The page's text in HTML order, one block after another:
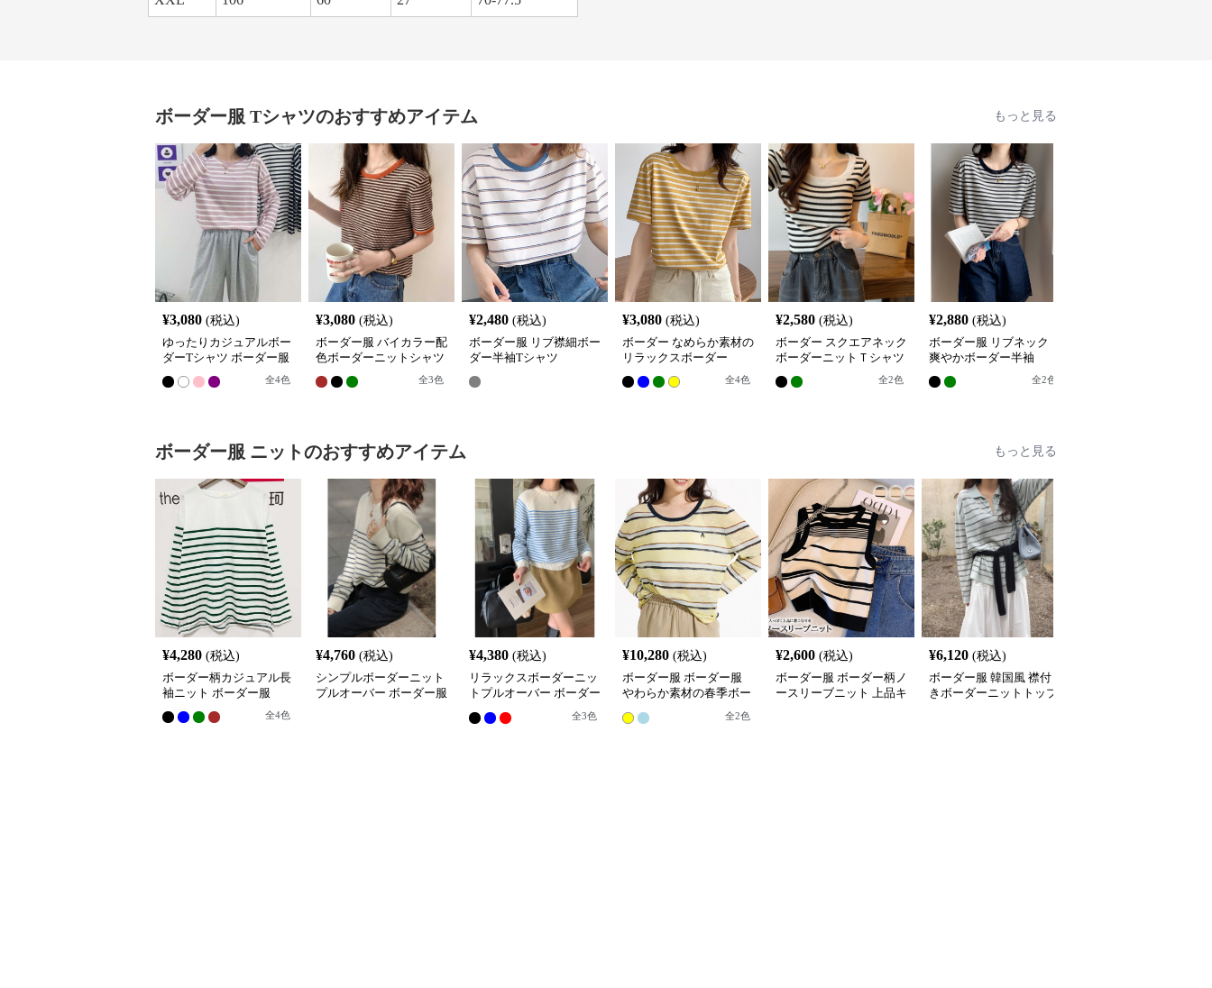
ボーダー服 Tシャツのおすすめアイテム もっと見る
¥3,080 (税込)
ゆったりカジュアルボー
ダーTシャツ ボーダー服
全4色
¥3,080 (税込)
ボーダー服 バイカラー配
色ボーダーニットシャツ
全3色
¥2,480 (税込)
ボーダー服 リブ襟細ボー
ダー半袖Tシャツ
¥3,080 (税込)
ボーダー なめらか素材の
リラックスボーダー
全4色
¥2,580 (税込)
ボーダー スクエアネック
ボーダーニットＴシャツ
全2色
¥2,880 (税込)
ボーダー服 リブネック
爽やかボーダー半袖
全2色
ボーダー服 ニットのおすすめアイテム もっと見る
¥4,280 (税込)
ボーダー柄カジュアル長
袖ニット ボーダー服
全4色
¥4,760 (税込)
シンプルボーダーニット
プルオーバー ボーダー服
¥4,380 (税込)
リラックスボーダーニッ
トプルオーバー ボーダー
全3色
¥10,280 (税込)
ボーダー服 ボーダー服
やわらか素材の春季ボー
全2色
¥2,600 (税込)
ボーダー服 ボーダー柄ノ
ースリーブニット 上品キ
¥6,120 (税込)
ボーダー服 韓国風 襟付
きボーダーニットトップ